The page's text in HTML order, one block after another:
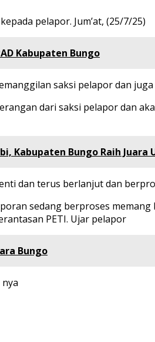
pelapor. Jum’at, (25/7/25)
Kabupaten Bungo
saksi pelapor dan
dari saksi pelapor dan
Kabupaten Bungo Raih Juara
dan terus berlanjut dan
sedang berproses
PETI. Ujar pelapor
Bungo